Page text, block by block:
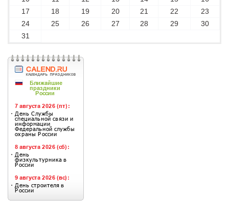
17
18 19 20 21 22
23
24
25 26 27 28 29
30
31